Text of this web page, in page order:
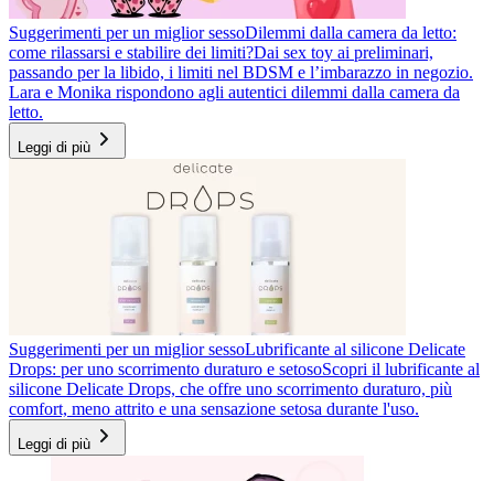
Suggerimenti per un miglior sessoDilemmi dalla camera da letto:
come rilassarsi e stabilire dei limiti?Dai sex toy ai preliminari,
passando per la libido, i limiti nel BDSM e l’imbarazzo in negozio.
Lara e Monika rispondono agli autentici dilemmi dalla camera da
letto.
Leggi di più
Suggerimenti per un miglior sessoLubrificante al silicone Delicate
Drops: per uno scorrimento duraturo e setosoScopri il lubrificante al
silicone Delicate Drops, che offre uno scorrimento duraturo, più
comfort, meno attrito e una sensazione setosa durante l'uso.
Leggi di più